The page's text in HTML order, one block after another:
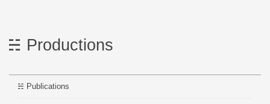
Productions
Publications